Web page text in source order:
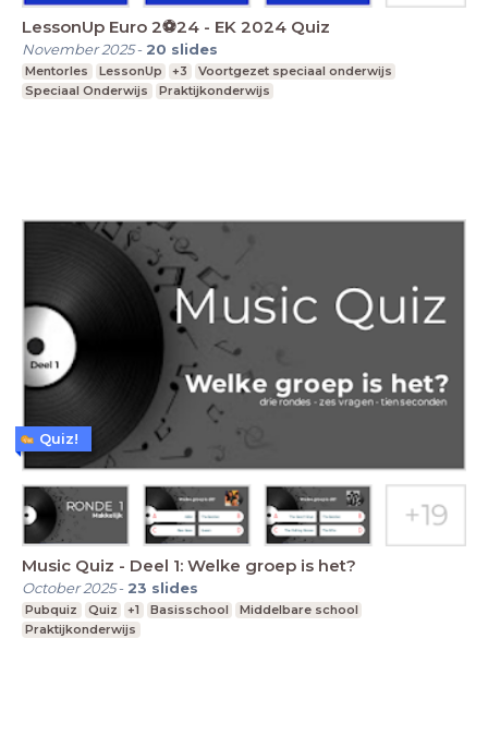
LessonUp Euro 2⚽️24 - EK 2024 Quiz
November 2025- 20 slides
Mentorles LessonUp +3
Voortgezet speciaal onderwijs
Speciaal Onderwijs
Praktijkonderwijs
Music Quiz - Deel 1: Welke groep is het?
October 2025- 23 slides
Pubquiz Quiz +1 Basisschool
Middelbare school
Praktijkonderwijs
Quiz!